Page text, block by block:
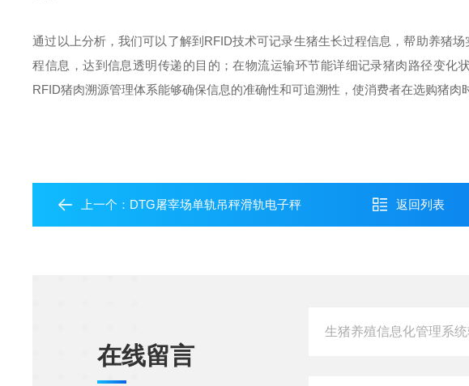
通过以上分析，我们可以了解到RFID技术可记录生猪生长过程信息，帮助养猪
程信息，达到信息透明传递的目的；在物流运输环节能详细记录猪肉路径变化
RFID猪肉溯源管理体系能够确保信息的准确性和可追溯性，使消费者在选购猪肉
上一个： DTG屠宰场单轨吊秤滑轨电子秤 返回列表
在线留言